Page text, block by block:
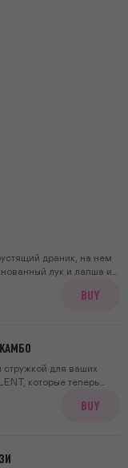
драник, на нем
лук и лапша из
основе.
BUY
для ваших
которые теперь
лактозы иBUY